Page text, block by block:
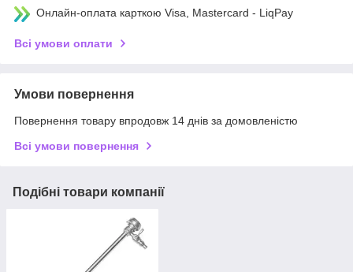
Онлайн-оплата карткою Visa, Mastercard - LiqPay
Всі умови оплати
Умови повернення
Повернення товару впродовж 14 днів за домовленістю
Всі умови повернення
Подібні товари компанії